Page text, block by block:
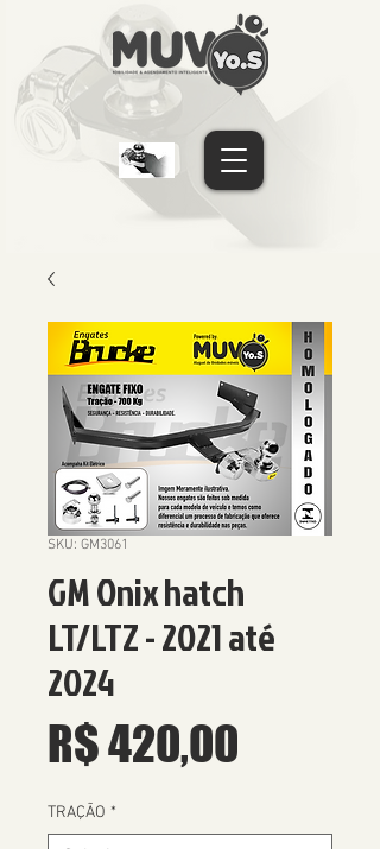
SKU: GM3061
GM Onix hatch
LT/LTZ - 2021 até
2024
R$ 420,00
TRAÇÃO *